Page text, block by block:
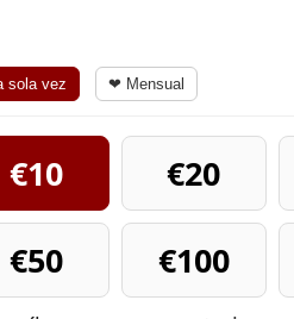
sola vez ❤ Mensual
€10 €20
€50
€100